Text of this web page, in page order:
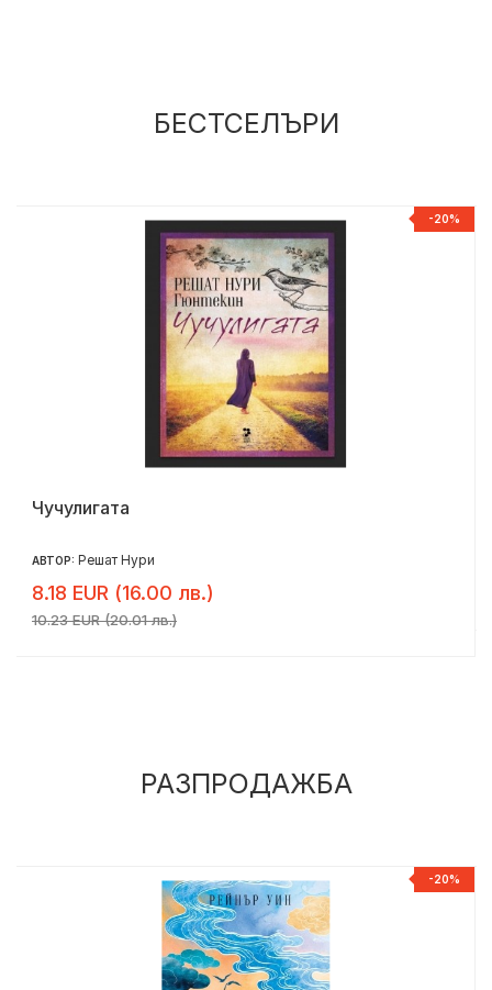
БЕСТСЕЛЪРИ
-20%
Чучулигата
АВТОР: Решат Нури
8.18 EUR (16.00 лв.)
10.23 EUR (20.01 лв.)
РАЗПРОДАЖБА
-20%